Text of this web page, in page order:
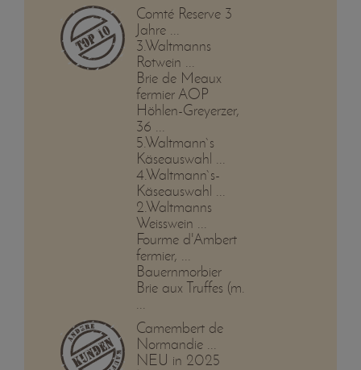
Comté Reserve 3
Jahre ...
3.Waltmanns
Rotwein ...
Brie de Meaux
fermier AOP
Höhlen-Greyerzer,
36 ...
5.Waltmann`s
Käseauswahl ...
4.Waltmann`s-
Käseauswahl ...
2.Waltmanns
Weisswein ...
Fourme d'Ambert
fermier, ...
Bauernmorbier
Brie aux Truffes (m.
...
Camembert de
Normandie ...
NEU in 2025